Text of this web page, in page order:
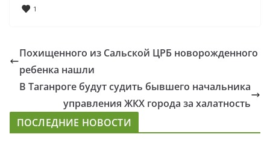
1
Похищенного из Сальской ЦРБ новорожденного
ребенка нашли
В Таганроге будут судить бывшего начальника
управления ЖКХ города за халатность
ПОСЛЕДНИЕ НОВОСТИ